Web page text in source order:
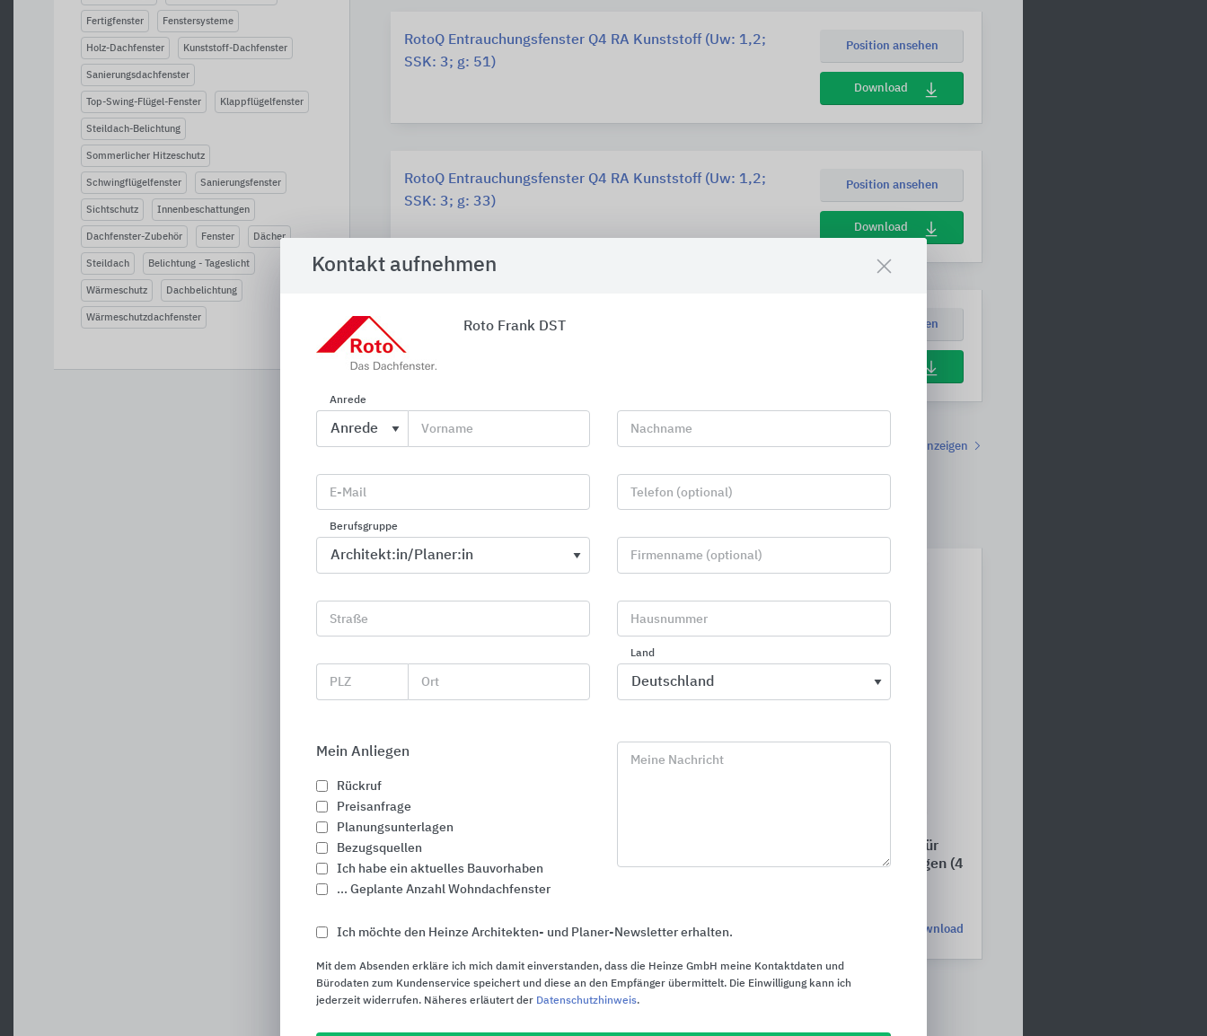
Fertigfenster Fenstersysteme
Holz-Dachfenster Kunststoff-Dachfenster
Sanierungsdachfenster
Top-Swing-Flügel-Fenster Klappflügelfenster
Steildach-Belichtung
Sommerlicher Hitzeschutz
Schwingflügelfenster Sanierungsfenster
Sichtschutz Innenbeschattungen
Dachfenster-Zubehör Fenster Dächer
Steildach Belichtung - Tageslicht
Wärmeschutz Dachbelichtung
Wärmeschutzdachfenster
RotoQ Entrauchungsfenster Q4 RA Kunststoff (Uw: 1,2;
SSK: 3; g: 51)
Position ansehen
Download
RotoQ Entrauchungsfenster Q4 RA Kunststoff (Uw: 1,2;
SSK: 3; g: 33)
Position ansehen
Download
RotoQ Entrauchungsfenster Q4 RA Kunststoff (Uw: 0,98;
Position ansehen
Alle anzeigen
CAD-Details
RotoQ Entrauchungsfenster Q4 (10
CAD-Details)
CAD-Manager Download
Designo R5 Wohndachfenster für
Rauch- und Wärmeabzugsanlagen (4
CAD-Manager Download
Kontakt aufnehmen
Roto Frank DST
Anrede
Vorname Nachname
E-Mail Telefon (optional)
Berufsgruppe
Firmenname (optional)
Straße Hausnummer
PLZ Ort
Land
Mein Anliegen
Rückruf
Preisanfrage
Planungsunterlagen
Bezugsquellen
Ich habe ein aktuelles Bauvorhaben
... Geplante Anzahl Wohndachfenster
Meine Nachricht
Ich möchte den Heinze Architekten- und Planer-Newsletter erhalten.
Mit dem Absenden erkläre ich mich damit einverstanden, dass die Heinze GmbH meine Kontaktdaten und
Bürodaten zum Kundenservice speichert und diese an den Empfänger übermittelt. Die Einwilligung kann ich
jederzeit widerrufen. Näheres erläutert der Datenschutzhinweis.